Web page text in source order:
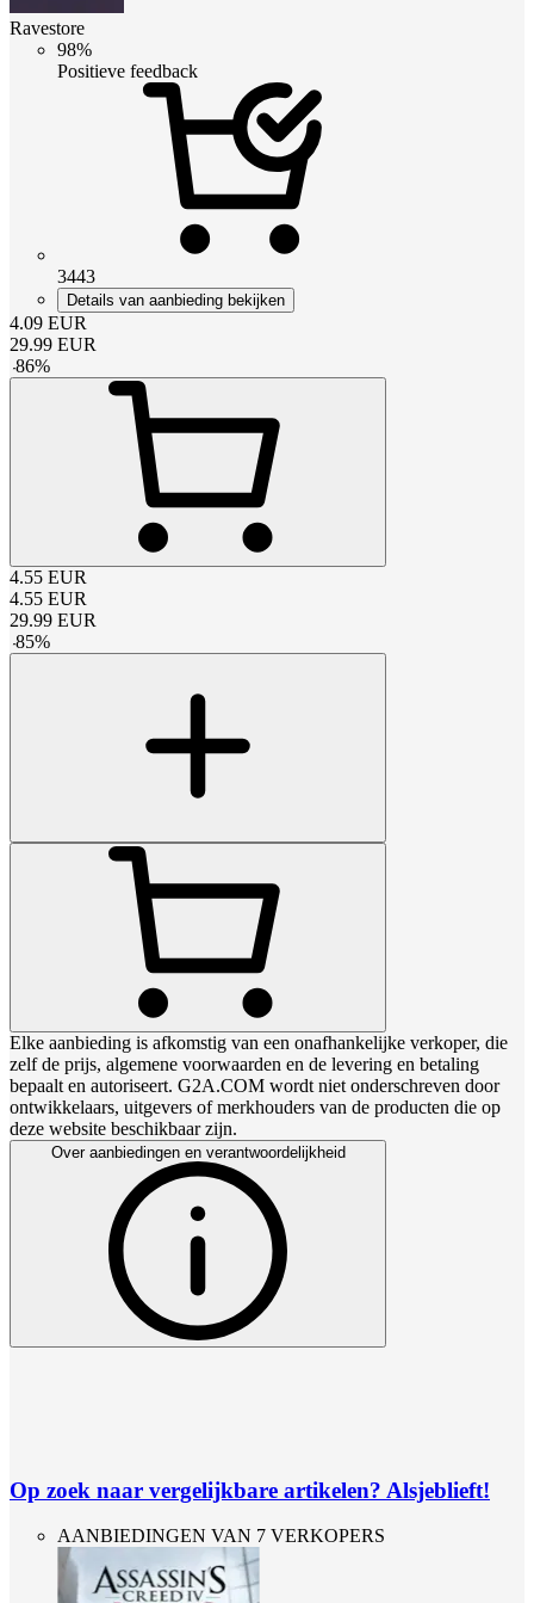
Ravestore
98%
Positieve feedback
3443
Details van aanbieding bekijken
4.09 EUR
29.99 EUR
-86%
4.55 EUR
4.55 EUR
29.99 EUR
-85%
Elke aanbieding is afkomstig van een onafhankelijke verkoper, die
zelf de prijs, algemene voorwaarden en de levering en betaling
bepaalt en autoriseert. G2A.COM wordt niet onderschreven door
ontwikkelaars, uitgevers of merkhouders van de producten die op
deze website beschikbaar zijn.
Over aanbiedingen en verantwoordelijkheid
Op zoek naar vergelijkbare artikelen? Alsjeblieft!
AANBIEDINGEN VAN 7 VERKOPERS